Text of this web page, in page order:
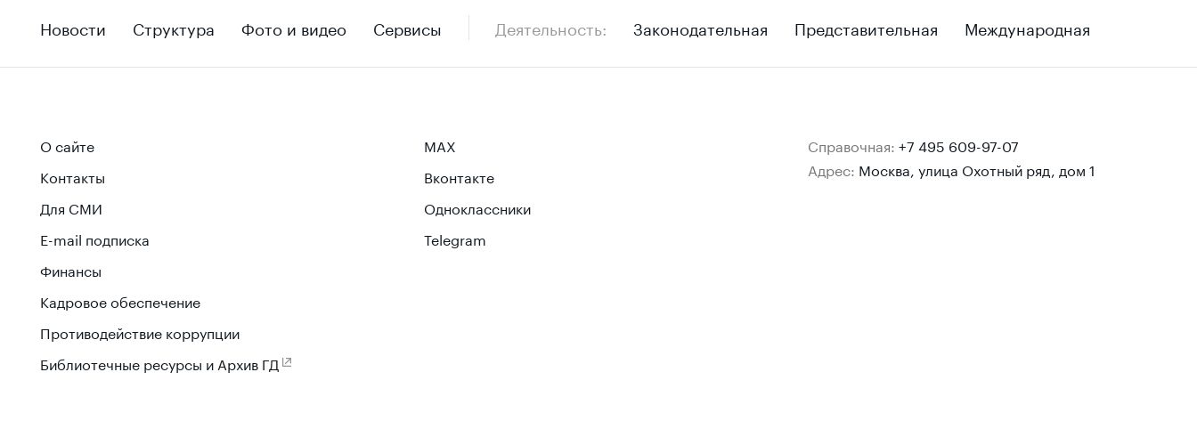
Новости Структура Фото и видео Сервисы Деятельность Законодательная Представительная Международная
О сайте
Контакты
Для СМИ
E-mail подписка
Финансы
Кадровое обеспечение
Противодействие коррупции
Библиотечные ресурсы и Архив ГД
MAX
Вконтакте
Одноклассники
Telegram
Справочная: +7 495 609-97-07
Адрес: Москва, улица Охотный ряд, дом 1